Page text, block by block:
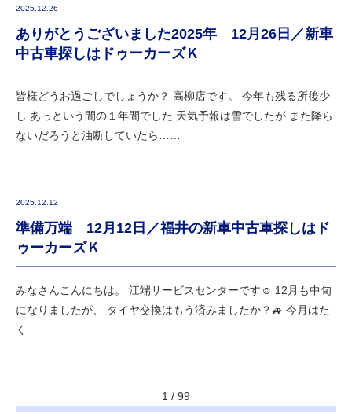
2025.12.26
ありがとうございました2025年 12月26日／新車
中古車探しはドゥーカーズＫ
皆様どうお過ごしでしょうか？ 高柳店です。 今年も残る所後少
し あっという間の１年間でした 天気予報は雪でしたが また降ら
ないだろうと油断していたら……
2025.12.12
準備万端 12月12日／福井の新車中古車探しはド
ゥーカーズＫ
みなさんこんにちは。 江端サービスセンターです☺ 12月も中旬
になりましたが、 タイヤ交換はもう済みましたか？🚙 今月はた
く……
1 / 99